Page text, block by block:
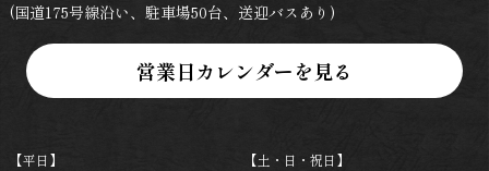
(国道175号線沿い、駐車場50台、送迎バスあり)
【平日】
【土・日・祝日】